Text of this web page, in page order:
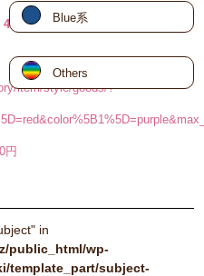
48
item/style/goods/?
円
Blue系
Others
in
public_html/wp-
template_part/subject-